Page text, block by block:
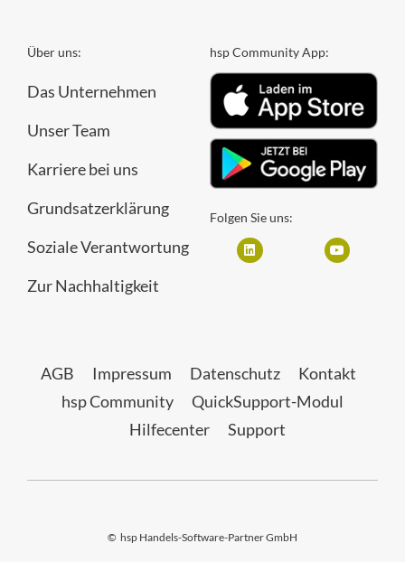
Über uns:
Das Unternehmen
Unser Team
Karriere bei uns
Grundsatzerklärung
Soziale Verantwortung
Zur Nachhaltigkeit
hsp Community App:
Folgen Sie uns:
© hsp Handels-Software-Partner GmbH
AGB Impressum Datenschutz
Kontakt
hsp Community
QuickSupport-Modul
Hilfecenter
Support